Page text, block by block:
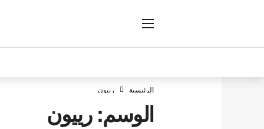
الرئيسية رييون
الوسم:رييون